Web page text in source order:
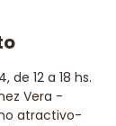
de 12 a 18 hs.
Vera -
atractivo-